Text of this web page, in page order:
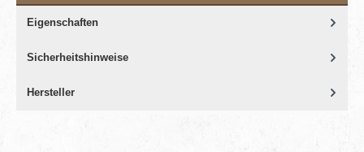
Eigenschaften
Sicherheitshinweise
Hersteller